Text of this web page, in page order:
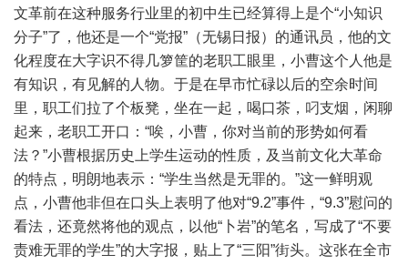
文革前在这种服务行业里的初中生已经算得上是个“小知识
分子”了，他还是一个“党报”（无锡日报）的通讯员，他的文
化程度在大字识不得几箩筐的老职工眼里，小曹这个人他是
有知识，有见解的人物。于是在早市忙碌以后的空余时间
里，职工们拉了个板凳，坐在一起，喝口茶，叼支烟，闲聊
起来，老职工开口：“唉，小曹，你对当前的形势如何看
法？”小曹根据历史上学生运动的性质，及当前文化大革命
的特点，明朗地表示：“学生当然是无罪的。”这一鲜明观
点，小曹他非但在口头上表明了他对“9.2”事件，“9.3”慰问的
看法，还竟然将他的观点，以他“卜岩”的笔名，写成了“不要
责难无罪的学生”的大字报，贴上了“三阳”街头。这张在全市